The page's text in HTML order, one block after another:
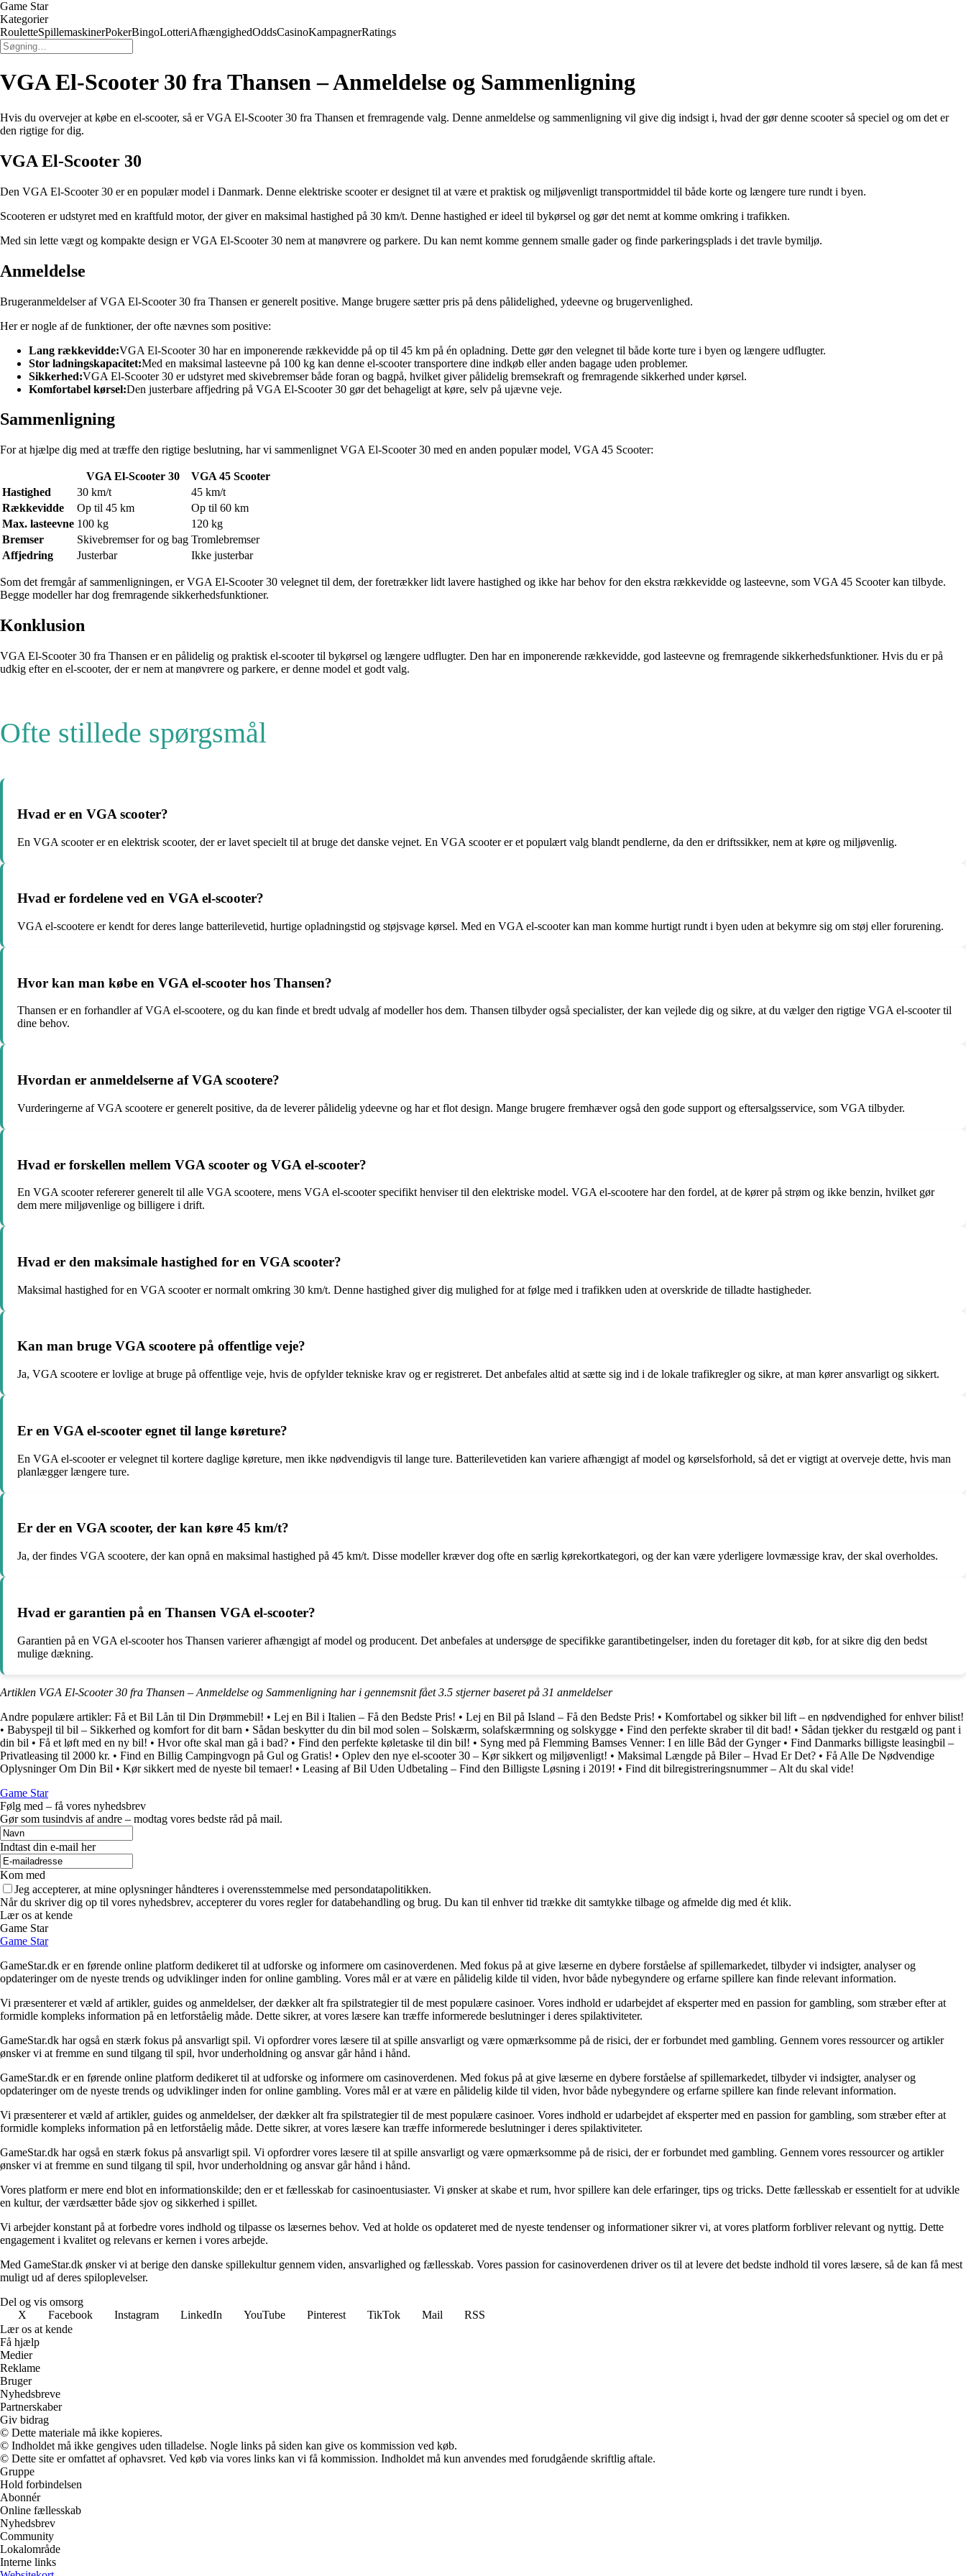
Game Star
Kategorier
RouletteSpillemaskinerPokerBingoLotteriAfhængighedOddsCasinoKampagnerRatings
VGA El-Scooter 30 fra Thansen – Anmeldelse og Sammenligning
Hvis du overvejer at købe en el-scooter, så er VGA El-Scooter 30 fra Thansen et fremragende valg. Denne anmeldelse og sammenligning vil give dig indsigt i, hvad der gør denne scooter så speciel og om det er
den rigtige for dig.
VGA El-Scooter 30
Den VGA El-Scooter 30 er en populær model i Danmark. Denne elektriske scooter er designet til at være et praktisk og miljøvenligt transportmiddel til både korte og længere ture rundt i byen.
Scooteren er udstyret med en kraftfuld motor, der giver en maksimal hastighed på 30 km/t. Denne hastighed er ideel til bykørsel og gør det nemt at komme omkring i trafikken.
Med sin lette vægt og kompakte design er VGA El-Scooter 30 nem at manøvrere og parkere. Du kan nemt komme gennem smalle gader og finde parkeringsplads i det travle bymiljø.
Anmeldelse
Brugeranmeldelser af VGA El-Scooter 30 fra Thansen er generelt positive. Mange brugere sætter pris på dens pålidelighed, ydeevne og brugervenlighed.
Her er nogle af de funktioner, der ofte nævnes som positive:
Lang rækkevidde:VGA El-Scooter 30 har en imponerende rækkevidde på op til 45 km på én opladning. Dette gør den velegnet til både korte ture i byen og længere udflugter.
Stor ladningskapacitet:Med en maksimal lasteevne på 100 kg kan denne el-scooter transportere dine indkøb eller anden bagage uden problemer.
Sikkerhed:VGA El-Scooter 30 er udstyret med skivebremser både foran og bagpå, hvilket giver pålidelig bremsekraft og fremragende sikkerhed under kørsel.
Komfortabel kørsel:Den justerbare affjedring på VGA El-Scooter 30 gør det behageligt at køre, selv på ujævne veje.
Sammenligning
For at hjælpe dig med at træffe den rigtige beslutning, har vi sammenlignet VGA El-Scooter 30 med en anden populær model, VGA 45 Scooter:
VGA El-Scooter 30
VGA 45 Scooter
Hastighed
30 km/t
45 km/t
Rækkevidde
Op til 45 km
Op til 60 km
Max. lasteevne 100 kg
120 kg
Bremser
Skivebremser for og bag Tromlebremser
Affjedring
Justerbar Ikke justerbar
Som det fremgår af sammenligningen, er VGA El-Scooter 30 velegnet til dem, der foretrækker lidt lavere hastighed og ikke har behov for den ekstra rækkevidde og lasteevne, som VGA 45 Scooter kan tilbyde.
Begge modeller har dog fremragende sikkerhedsfunktioner.
Konklusion
VGA El-Scooter 30 fra Thansen er en pålidelig og praktisk el-scooter til bykørsel og længere udflugter. Den har en imponerende rækkevidde, god lasteevne og fremragende sikkerhedsfunktioner. Hvis du er på
udkig efter en el-scooter, der er nem at manøvrere og parkere, er denne model et godt valg.
Ofte stillede spørgsmål
Hvad er en VGA scooter?
En VGA scooter er en elektrisk scooter, der er lavet specielt til at bruge det danske vejnet. En VGA scooter er et populært valg blandt pendlerne, da den er driftssikker, nem at køre og miljøvenlig.
Hvad er fordelene ved en VGA el-scooter?
VGA el-scootere er kendt for deres lange batterilevetid, hurtige opladningstid og støjsvage kørsel. Med en VGA el-scooter kan man komme hurtigt rundt i byen uden at bekymre sig om støj eller forurening.
Hvor kan man købe en VGA el-scooter hos Thansen?
Thansen er en forhandler af VGA el-scootere, og du kan finde et bredt udvalg af modeller hos dem. Thansen tilbyder også specialister, der kan vejlede dig og sikre, at du vælger den rigtige VGA el-scooter til
dine behov.
Hvordan er anmeldelserne af VGA scootere?
Vurderingerne af VGA scootere er generelt positive, da de leverer pålidelig ydeevne og har et flot design. Mange brugere fremhæver også den gode support og eftersalgsservice, som VGA tilbyder.
Hvad er forskellen mellem VGA scooter og VGA el-scooter?
En VGA scooter refererer generelt til alle VGA scootere, mens VGA el-scooter specifikt henviser til den elektriske model. VGA el-scootere har den fordel, at de kører på strøm og ikke benzin, hvilket gør
dem mere miljøvenlige og billigere i drift.
Hvad er den maksimale hastighed for en VGA scooter?
Maksimal hastighed for en VGA scooter er normalt omkring 30 km/t. Denne hastighed giver dig mulighed for at følge med i trafikken uden at overskride de tilladte hastigheder.
Kan man bruge VGA scootere på offentlige veje?
Ja, VGA scootere er lovlige at bruge på offentlige veje, hvis de opfylder tekniske krav og er registreret. Det anbefales altid at sætte sig ind i de lokale trafikregler og sikre, at man kører ansvarligt og sikkert.
Er en VGA el-scooter egnet til lange køreture?
En VGA el-scooter er velegnet til kortere daglige køreture, men ikke nødvendigvis til lange ture. Batterilevetiden kan variere afhængigt af model og kørselsforhold, så det er vigtigt at overveje dette, hvis man
planlægger længere ture.
Er der en VGA scooter, der kan køre 45 km/t?
Ja, der findes VGA scootere, der kan opnå en maksimal hastighed på 45 km/t. Disse modeller kræver dog ofte en særlig kørekortkategori, og der kan være yderligere lovmæssige krav, der skal overholdes.
Hvad er garantien på en Thansen VGA el-scooter?
Garantien på en VGA el-scooter hos Thansen varierer afhængigt af model og producent. Det anbefales at undersøge de specifikke garantibetingelser, inden du foretager dit køb, for at sikre dig den bedst
mulige dækning.
Artiklen VGA El-Scooter 30 fra Thansen – Anmeldelse og Sammenligning har i gennemsnit fået3.5 stjerner baseret på 31 anmeldelser
Andre populære artikler: Få et Bil Lån til Din Drømmebil! • Lej en Bil i Italien – Få den Bedste Pris! • Lej en Bil på Island – Få den Bedste Pris! • Komfortabel og sikker bil lift – en nødvendighed for enhver bilist!
• Babyspejl til bil – Sikkerhed og komfort for dit barn • Sådan beskytter du din bil mod solen – Solskærm, solafskærmning og solskygge • Find den perfekte skraber til dit bad! • Sådan tjekker du restgæld og pant i
din bil • Få et løft med en ny bil! • Hvor ofte skal man gå i bad? • Find den perfekte køletaske til din bil! • Syng med på Flemming Bamses Venner: I en lille Båd der Gynger• Find Danmarks billigste leasingbil –
Privatleasing til 2000 kr. • Find en Billig Campingvogn på Gul og Gratis! • Oplev den nye el-scooter 30 – Kør sikkert og miljøvenligt! • Maksimal Længde på Biler – Hvad Er Det? • Få Alle De Nødvendige
Oplysninger Om Din Bil • Kør sikkert med de nyeste bil temaer! • Leasing af Bil Uden Udbetaling – Find den Billigste Løsning i 2019! • Find dit bilregistreringsnummer – Alt du skal vide!
Game Star
Følg med – få vores nyhedsbrev
Gør som tusindvis af andre – modtag vores bedste råd på mail.
Indtast din e-mail her
Kom med
Jeg accepterer, at mine oplysninger håndteres i overensstemmelse med persondatapolitikken.
Når du skriver dig op til vores nyhedsbrev, accepterer du vores regler for databehandling og brug. Du kan til enhver tid trække dit samtykke tilbage og afmelde dig med ét klik.
Lær os at kende
Game Star
Game Star
GameStar.dk er en førende online platform dedikeret til at udforske og informere om casinoverdenen. Med fokus på at give læserne en dybere forståelse af spillemarkedet, tilbyder vi indsigter, analyser og
opdateringer om de nyeste trends og udviklinger inden for online gambling. Vores mål er at være en pålidelig kilde til viden, hvor både nybegyndere og erfarne spillere kan finde relevant information.
Vi præsenterer et væld af artikler, guides og anmeldelser, der dækker alt fra spilstrategier til de mest populære casinoer. Vores indhold er udarbejdet af eksperter med en passion for gambling, som stræber efter at
formidle kompleks information på en letforståelig måde. Dette sikrer, at vores læsere kan træffe informerede beslutninger i deres spilaktiviteter.
GameStar.dk har også en stærk fokus på ansvarligt spil. Vi opfordrer vores læsere til at spille ansvarligt og være opmærksomme på de risici, der er forbundet med gambling. Gennem vores ressourcer og artikler
ønsker vi at fremme en sund tilgang til spil, hvor underholdning og ansvar går hånd i hånd.
GameStar.dk er en førende online platform dedikeret til at udforske og informere om casinoverdenen. Med fokus på at give læserne en dybere forståelse af spillemarkedet, tilbyder vi indsigter, analyser og
opdateringer om de nyeste trends og udviklinger inden for online gambling. Vores mål er at være en pålidelig kilde til viden, hvor både nybegyndere og erfarne spillere kan finde relevant information.
Vi præsenterer et væld af artikler, guides og anmeldelser, der dækker alt fra spilstrategier til de mest populære casinoer. Vores indhold er udarbejdet af eksperter med en passion for gambling, som stræber efter at
formidle kompleks information på en letforståelig måde. Dette sikrer, at vores læsere kan træffe informerede beslutninger i deres spilaktiviteter.
GameStar.dk har også en stærk fokus på ansvarligt spil. Vi opfordrer vores læsere til at spille ansvarligt og være opmærksomme på de risici, der er forbundet med gambling. Gennem vores ressourcer og artikler
ønsker vi at fremme en sund tilgang til spil, hvor underholdning og ansvar går hånd i hånd.
Vores platform er mere end blot en informationskilde; den er et fællesskab for casinoentusiaster. Vi ønsker at skabe et rum, hvor spillere kan dele erfaringer, tips og tricks. Dette fællesskab er essentielt for at udvikle
en kultur, der værdsætter både sjov og sikkerhed i spillet.
Vi arbejder konstant på at forbedre vores indhold og tilpasse os læsernes behov. Ved at holde os opdateret med de nyeste tendenser og informationer sikrer vi, at vores platform forbliver relevant og nyttig. Dette
engagement i kvalitet og relevans er kernen i vores arbejde.
Med GameStar.dk ønsker vi at berige den danske spillekultur gennem viden, ansvarlighed og fællesskab. Vores passion for casinoverdenen driver os til at levere det bedste indhold til vores læsere, så de kan få mest
muligt ud af deres spiloplevelser.
Del og vis omsorg
X
Facebook Instagram LinkedIn YouTube Pinterest TikTok Mail
RSS
Lær os at kende
Få hjælp
Medier
Reklame
Bruger
Nyhedsbreve
Partnerskaber
Giv bidrag
© Dette materiale må ikke kopieres.
© Indholdet må ikke gengives uden tilladelse. Nogle links på siden kan give os kommission ved køb.
© Dette site er omfattet af ophavsret. Ved køb via vores links kan vi få kommission. Indholdet må kun anvendes med forudgående skriftlig aftale.
Gruppe
Hold forbindelsen
Abonnér
Online fællesskab
Nyhedsbrev
Community
Lokalområde
Interne links